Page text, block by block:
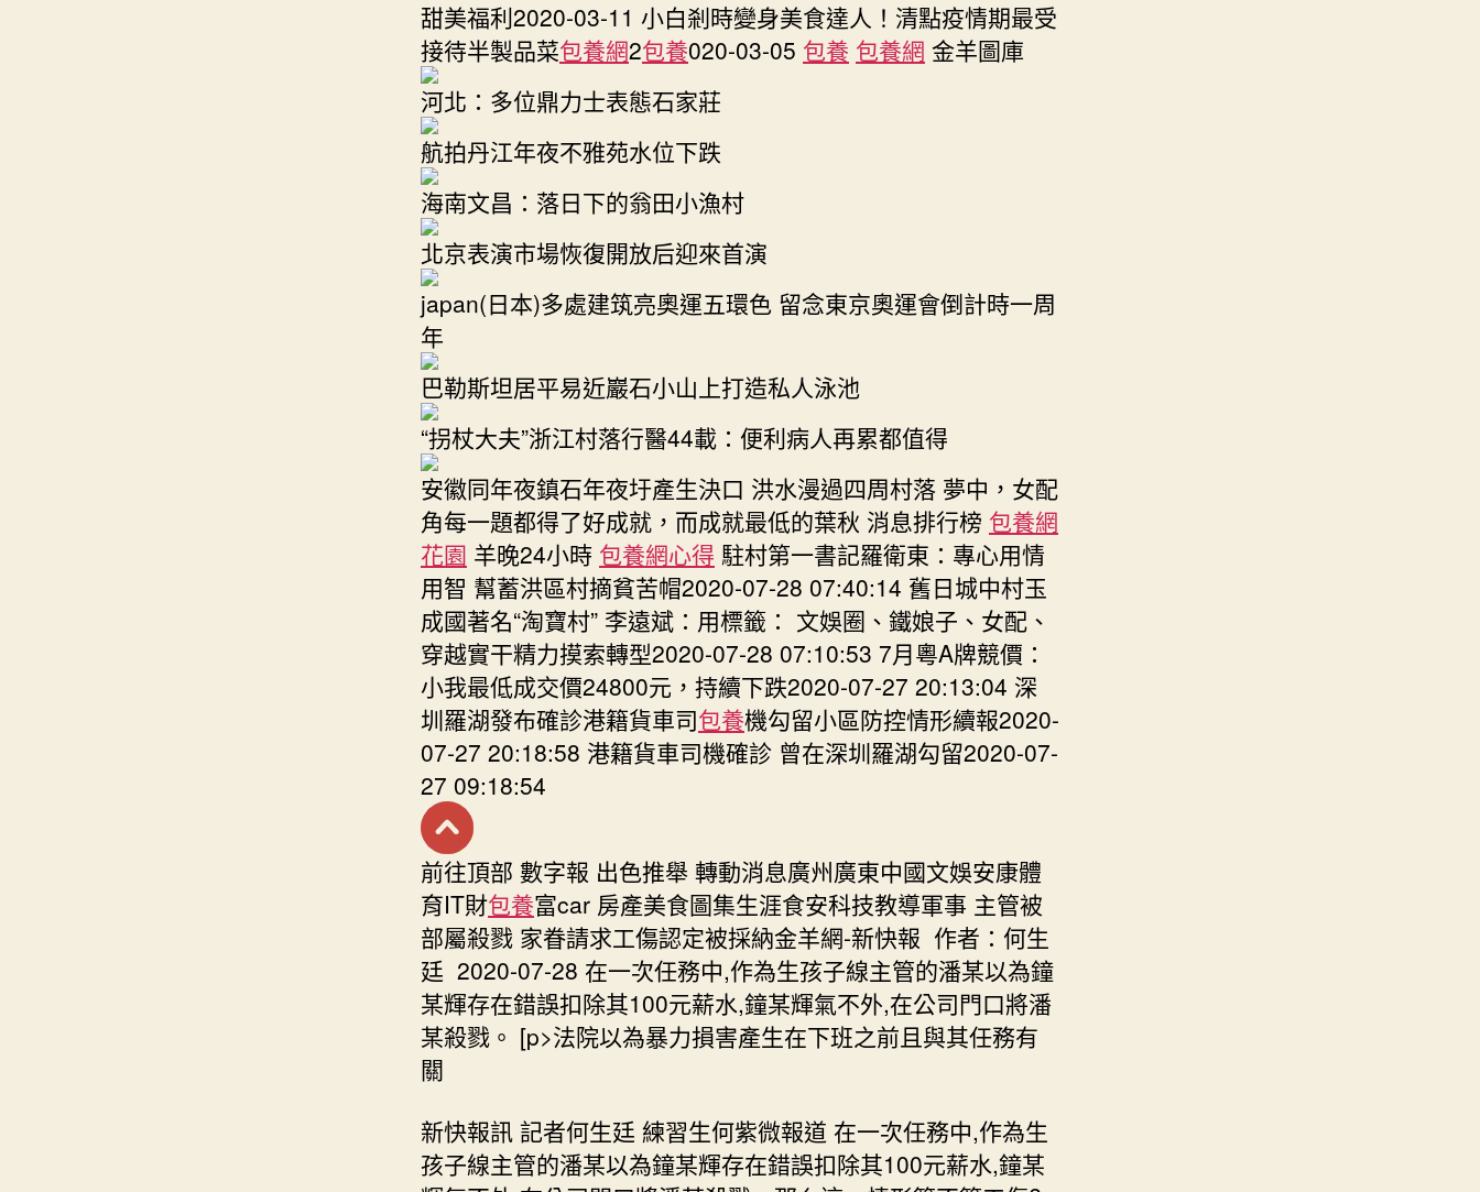
甜美福利2020-03-11 小白剎時變身美食達人！清點疫情期最受
接待半製品菜包養網2包養020-03-05 包養 包養網 金羊圖庫
河北：多位鼎力士表態石家莊
航拍丹江年夜不雅苑水位下跌
海南文昌：落日下的翁田小漁村
北京表演市場恢復開放后迎來首演
japan(日本)多處建筑亮奧運五環色 留念東京奧運會倒計時一周
年
巴勒斯坦居平易近巖石小山上打造私人泳池
“拐杖大夫”浙江村落行醫44載：便利病人再累都值得
安徽同年夜鎮石年夜圩產生決口 洪水漫過四周村落 夢中，女配
角每一題都得了好成就，而成就最低的葉秋 消息排行榜 包養網
花園 羊晚24小時 包養網心得 駐村第一書記羅衛東：專心用情
用智 幫蓄洪區村摘貧苦帽2020-07-28 07:40:14 舊日城中村玉
成國著名“淘寶村” 李遠斌：用標籤： 文娛圈、鐵娘子、女配、
穿越實干精力摸索轉型2020-07-28 07:10:53 7月粵A牌競價：
小我最低成交價24800元，持續下跌2020-07-27 20:13:04 深
圳羅湖發布確診港籍貨車司包養機勾留小區防控情形續報2020-
07-27 20:18:58 港籍貨車司機確診 曾在深圳羅湖勾留2020-07-
27 09:18:54
前往頂部 數字報 出色推舉 轉動消息廣州廣東中國文娛安康體
育IT財包養富car 房產美食圖集生涯食安科技教導軍事 主管被
部屬殺戮 家眷請求工傷認定被採納金羊網-新快報 作者：何生
廷 2020-07-28 在一次任務中,作為生孩子線主管的潘某以為鐘
某輝存在錯誤扣除其100元薪水,鐘某輝氣不外,在公司門口將潘
某殺戮。 [p>法院以為暴力損害產生在下班之前且與其任務有
關
新快報訊 記者何生廷 練習生何紫微報道 在一次任務中,作為生
孩子線主管的潘某以為鐘某輝存在錯誤扣除其100元薪水,鐘某